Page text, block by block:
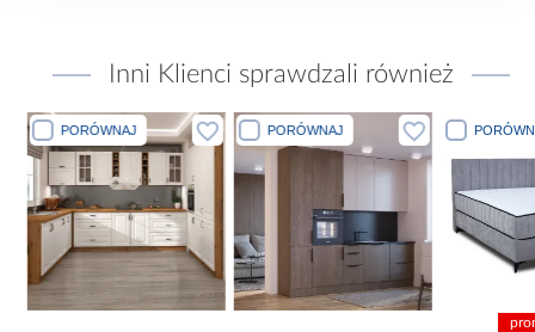
Inni Klienci sprawdzali również
PORÓWNAJ PORÓWNAJ